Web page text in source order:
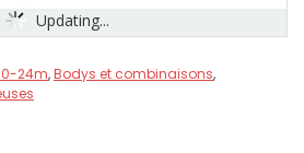
Updating...
24m,Bodys et combinaisons,